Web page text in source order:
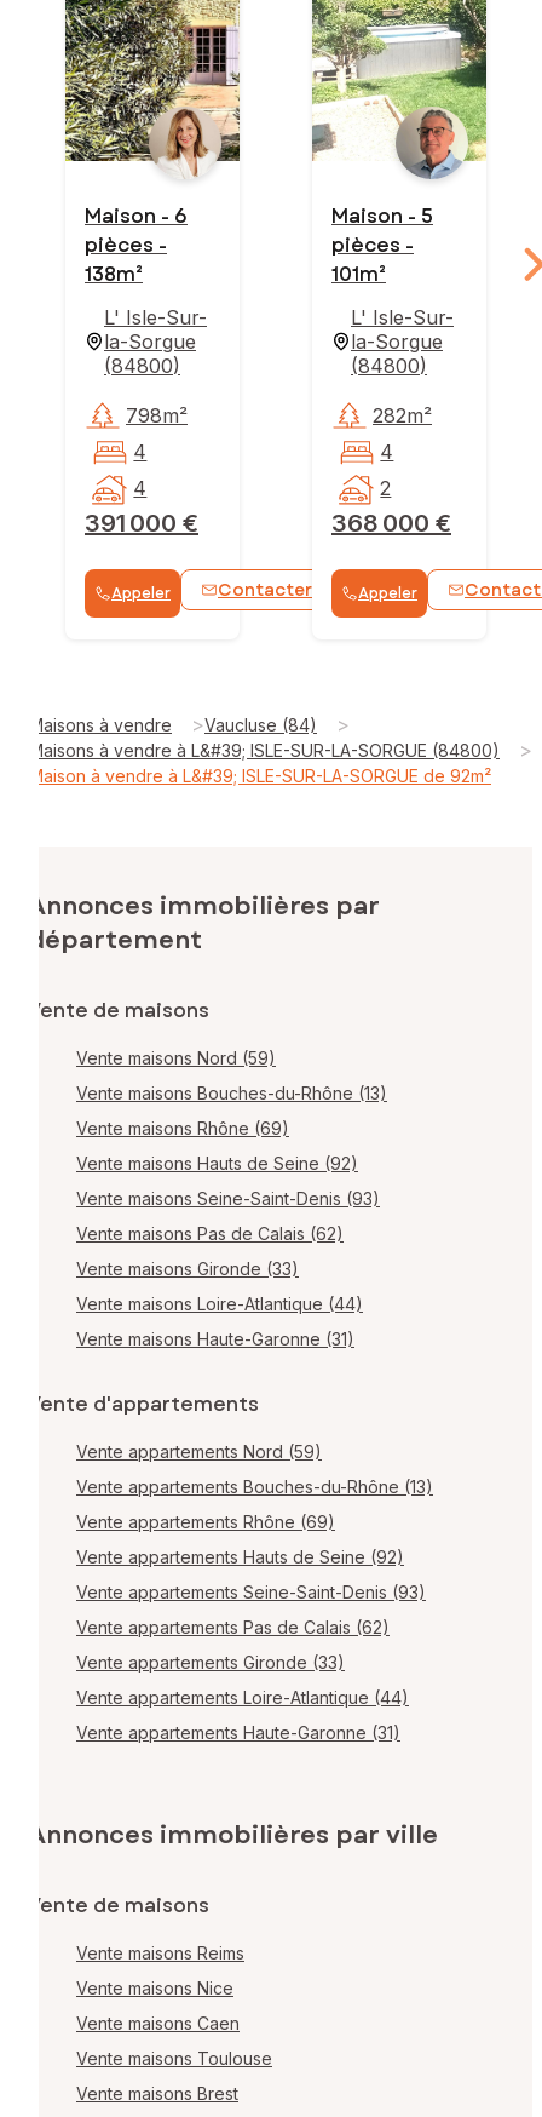
Maison - 6
pièces -
138m²
L' Isle-Sur-
la-Sorgue
(84800)
391 000 €
798m²
4
4
Appeler Contacter WhatsApp
Maison - 5
pièces -
101m²
L' Isle-Sur-
la-Sorgue
(84800)
368 000 €
282m²
4
2
Appeler
Maisons à vendre >Vaucluse (84) >
Maisons à vendre à L&#39; ISLE-SUR-LA-SORGUE (84800) >
Maison à vendre à L&#39; ISLE-SUR-LA-SORGUE de 92m²
Annonces immobilières par
département
Vente de maisons
Vente maisons Nord (59)
Vente maisons Bouches-du-Rhône (13)
Vente maisons Rhône (69)
Vente maisons Hauts de Seine (92)
Vente maisons Seine-Saint-Denis (93)
Vente maisons Pas de Calais (62)
Vente maisons Gironde (33)
Vente maisons Loire-Atlantique (44)
Vente maisons Haute-Garonne (31)
Vente d'appartements
Vente appartements Nord (59)
Vente appartements Bouches-du-Rhône (13)
Vente appartements Rhône (69)
Vente appartements Hauts de Seine (92)
Vente appartements Seine-Saint-Denis (93)
Vente appartements Pas de Calais (62)
Vente appartements Gironde (33)
Vente appartements Loire-Atlantique (44)
Vente appartements Haute-Garonne (31)
Annonces immobilières par ville
Vente de maisons
Vente maisons Reims
Vente maisons Nice
Vente maisons Caen
Vente maisons Toulouse
Vente maisons Brest